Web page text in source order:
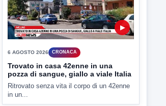
▶
6 AGOSTO 2026 CRONACA
Trovato in casa 42enne in una
pozza di sangue, giallo a viale Italia
Ritrovato senza vita il corpo di un 42enne
in un...